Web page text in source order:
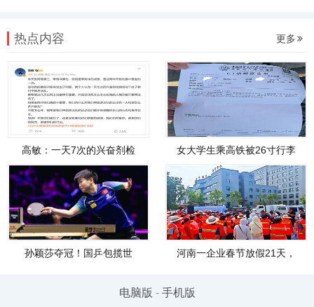
热点内容 更多
高敏：一天7次的兴奋剂检 女大学生乘高铁被26寸行李
孙颖莎夺冠！国乒包揽世 河南一企业春节放假21天，
电脑版 - 手机版